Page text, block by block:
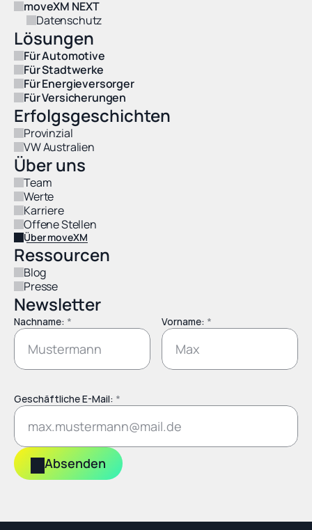
moveXM NEXT
Datenschutz
Lösungen
Für Automotive
Für Stadtwerke
Für Energieversorger
Für Versicherungen
Erfolgsgeschichten
Provinzial
VW Australien
Über uns
Team
Werte
Karriere
Offene Stellen
Über moveXM
Ressourcen
Blog
Presse
Newsletter
Nachname: * Vorname: *
Geschäftliche E-Mail: *
Absenden